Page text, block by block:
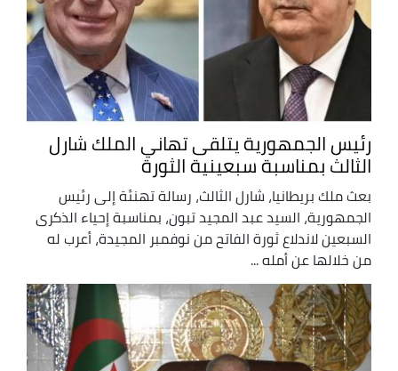
رئيس الجمهورية يتلقى تهاني الملك شارل
الثالث بمناسبة سبعينية الثورة
بعث ملك بريطانيا، شارل الثالث، رسالة تهنئة إلى رئيس
الجمهورية، السيد عبد المجيد تبون، بمناسبة إحياء الذكرى
السبعين لاندلاع ثورة الفاتح من نوفمبر المجيدة، أعرب له
من خلالها عن أمله ...